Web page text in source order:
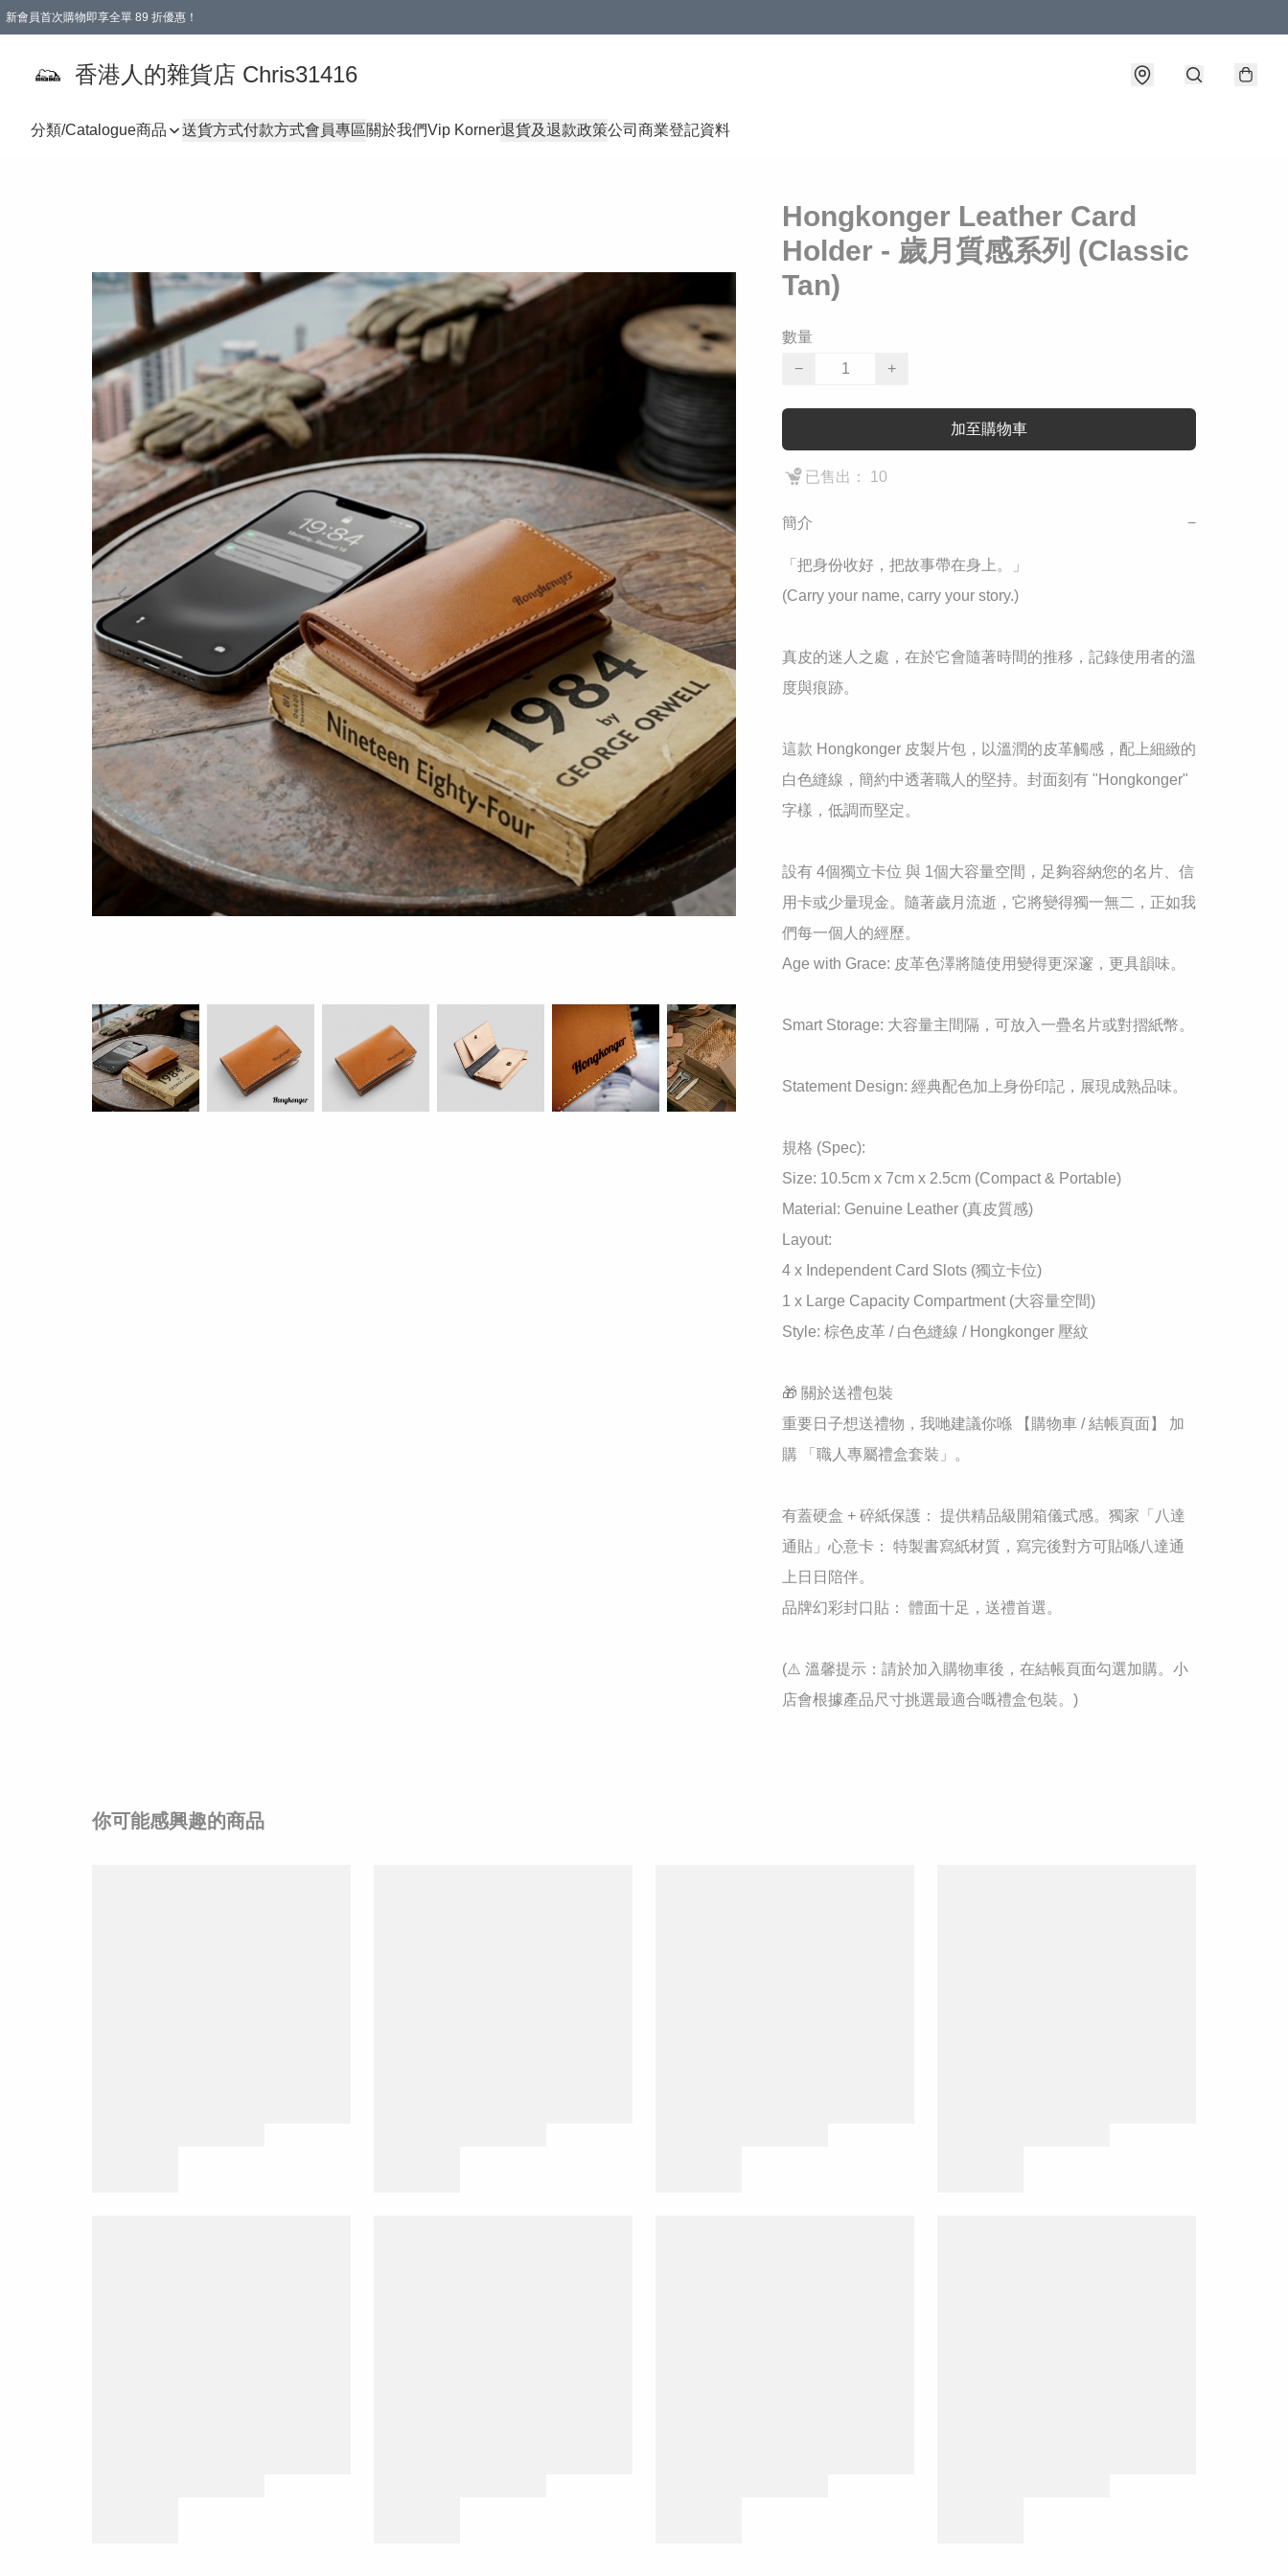
新會員首次購物即享全單 89 折優惠！
香港人的雜貨店 Chris31416
分類/Catalogue商品 送貨方式付款方式會員專區關於我們Vip Korner退貨及退款政策公司商業登記資料
Hongkonger Leather Card
Holder - 歲月質感系列 (Classic
Tan)
數量
−
+
加至購物車
已售出： 10
簡介 −
​「把身份收好，把故事帶在身上。」
(Carry your name, carry your story.)
​真皮的迷人之處，在於它會隨著時間的推移，記錄使用者的溫
度與痕跡。
這款 Hongkonger 皮製片包，以溫潤的皮革觸感，配上細緻的
白色縫線，簡約中透著職人的堅持。封面刻有 "Hongkonger"
字樣，低調而堅定。
​設有 4個獨立卡位 與 1個大容量空間，足夠容納您的名片、信
用卡或少量現金。隨著歲月流逝，它將變得獨一無二，正如我
們每一個人的經歷。
​Age with Grace: 皮革色澤將隨使用變得更深邃，更具韻味。
​Smart Storage: 大容量主間隔，可放入一疊名片或對摺紙幣。
​Statement Design: 經典配色加上身份印記，展現成熟品味。
規格 (Spec):
Size: 10.5cm x 7cm x 2.5cm (Compact & Portable)
Material: Genuine Leather (真皮質感)
Layout:
4 x Independent Card Slots (獨立卡位)
1 x Large Capacity Compartment (大容量空間)
Style: 棕色皮革 / 白色縫線 / Hongkonger 壓紋
🎁 關於送禮包裝
重要日子想送禮物，我哋建議你喺 【購物車 / 結帳頁面】 加
購 「職人專屬禮盒套裝」。
有蓋硬盒 + 碎紙保護： 提供精品級開箱儀式感。獨家「八達
通貼」心意卡： 特製書寫紙材質，寫完後對方可貼喺八達通
上日日陪伴。
品牌幻彩封口貼： 體面十足，送禮首選。
(⚠️ 溫馨提示：請於加入購物車後，在結帳頁面勾選加購。小
店會根據產品尺寸挑選最適合嘅禮盒包裝。)
你可能感興趣的商品